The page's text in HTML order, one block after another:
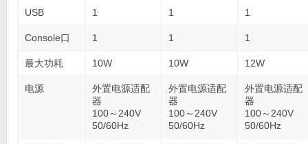
USB 1 1 1
Console口 1 1 1
最大功耗 10W 10W 12W
电源
外置电源适配
器
100～240V
50/60Hz
外置电源适配
器
100～240V
50/60Hz
外置电源适配
器
100～240V
50/60Hz